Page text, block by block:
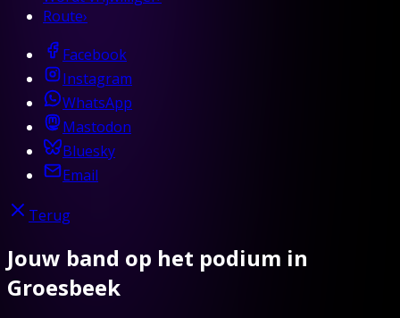
Route›
Facebook
Instagram
WhatsApp
Mastodon
Bluesky
Email
Terug
Jouw band op het podium in
Groesbeek